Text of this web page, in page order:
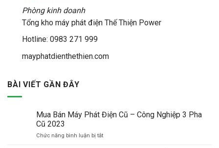
Phòng kinh doanh
Tổng kho máy phát điện Thế Thiện Power
Hotline: 0983 271 999
mayphatdienthethien.com
BÀI VIẾT GẦN ĐÂY
Mua Bán Máy Phát Điện Cũ – Công Nghiệp 3 Pha
Cũ 2023
Chức năng bình luận bị tắtở